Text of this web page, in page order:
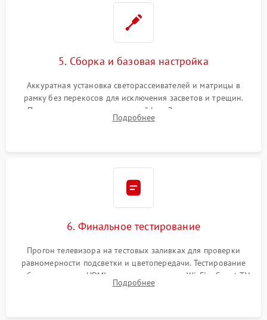
5. Сборка и базовая настройка
Аккуратная установка светорассеивателей и матрицы в
рамку без перекосов для исключения засветов и трещин.
Подключение внутренних шлейфов. Закрытие корпуса.
Сброс настроек и обновление программного обеспечения.
Подробнее
6. Финальное тестирование
Прогон телевизора на тестовых заливках для проверки
равномерности подсветки и цветопередачи. Тестирование
работы разъемов HDMI, динамиков, модуля Wi-Fi и Smart TV
в рабочем режиме в течение нескольких часов.
Подробнее